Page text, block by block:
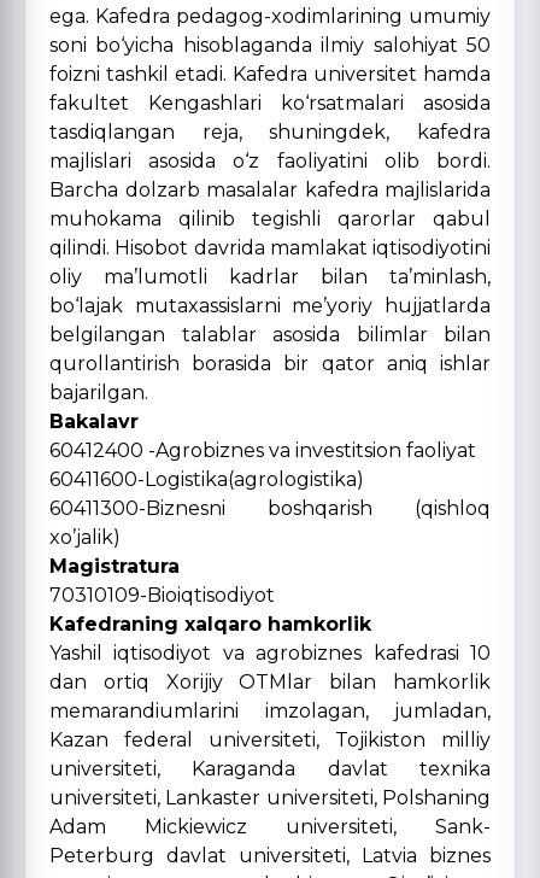
ega. Kafedra pedagog-xodimlarining umumiy
soni bo‘yicha hisoblaganda ilmiy salohiyat 50
foizni tashkil etadi. Kafedra universitet hamda
fakultet Kengashlari ko‘rsatmalari asosida
tasdiqlangan reja, shuningdek, kafedra
majlislari asosida o‘z faoliyatini olib bordi.
Barcha dolzarb masalalar kafedra majlislarida
muhokama qilinib tegishli qarorlar qabul
qilindi. Hisobot davrida mamlakat iqtisodiyotini
oliy ma’lumotli kadrlar bilan ta’minlash,
bo‘lajak mutaxassislarni me’yoriy hujjatlarda
belgilangan talablar asosida bilimlar bilan
qurollantirish borasida bir qator aniq ishlar
bajarilgan.
Bakalavr
60412400 -Agrobiznes va investitsion faoliyat
60411600-Logistika(agrologistika)
60411300-Biznesni boshqarish (qishloq
xo’jalik)
Magistratura
70310109-Bioiqtisodiyot
Kafedraning xalqaro hamkorlik
Yashil iqtisodiyot va agrobiznes kafedrasi 10
dan ortiq Xorijiy OTMlar bilan hamkorlik
memarandiumlarini imzolagan, jumladan,
Kazan federal universiteti, Tojikiston milliy
universiteti, Karaganda davlat texnika
universiteti, Lankaster universiteti, Polshaning
Adam Mickiewicz universiteti, Sank-
Peterburg davlat universiteti, Latvia biznes